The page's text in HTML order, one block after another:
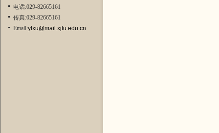
电话:029-82665161
传真:029-82665161
Email:ylxu@mail.xjtu.edu.cn